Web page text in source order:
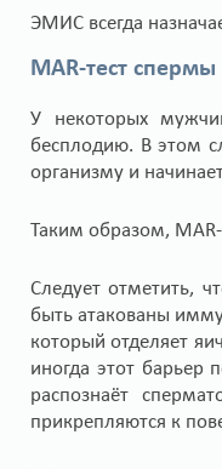
ЭМИС всегда
MAR-тест спермы
У некоторых
бесплодию. В этом
организму и
Таким образом,
Следует отметить,
быть атакованы
который отделяет
иногда этот барьер
распознаёт
прикрепляются к